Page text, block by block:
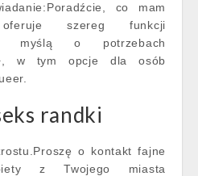
co mam
szereg funkcji
z myślą o potrzebach
w tym opcje dla osób
randki
o kontakt fajne
z Twojego miasta